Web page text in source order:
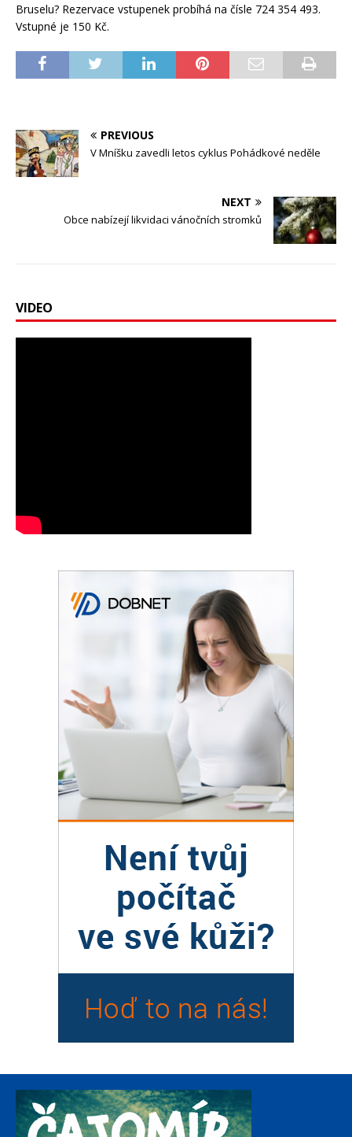
Bruselu? Rezervace vstupenek probíhá na čísle 724 354 493.
Vstupné je 150 Kč.
PREVIOUS
V Mníšku zavedli letos cyklus Pohádkové neděle
NEXT
Obce nabízejí likvidaci vánočních stromků
VIDEO